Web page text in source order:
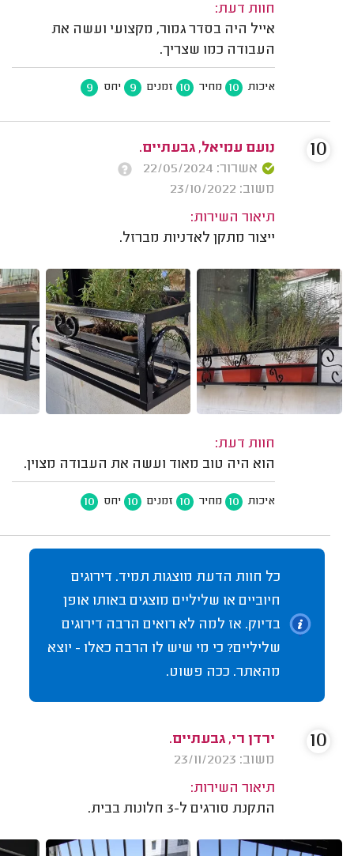
חוות דעת:
אייל היה בסדר גמור, מקצועי ועשה את
העבודה כמו שצריך.
איכות 10 מחיר 10 זמנים 9 יחס 9
נועם עמיאל, גבעתיים.
אשרור: 22/05/2024
משוב: 23/10/2022
תיאור השירות:
ייצור מתקן לאדניות מברזל.
חוות דעת:
הוא היה טוב מאוד ועשה את העבודה מצוין.
איכות 10 מחיר 10 זמנים 10 יחס 10
10
כל חוות הדעת מוצגות תמיד. דירוגים
חיוביים או שליליים מוצגים באותו אופן
בדיוק. אז למה לא רואים הרבה דירוגים
שליליים? כי מי שיש לו הרבה כאלו - יוצא
מהאתר. ככה פשוט.
ירדן רי, גבעתיים.
משוב: 23/11/2023
תיאור השירות:
התקנת סורגים ל-3 חלונות בבית.
10